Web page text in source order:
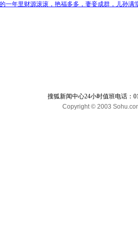
一年里财源滚滚，艳福多多，妻妾成群，儿孙
搜狐新闻中心24小时值班电话：
Copyright © 2003